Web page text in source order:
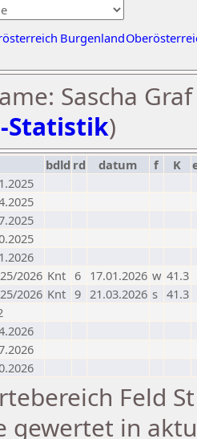
Burgenland
Sascha
Statistik)
bdld rd datum f K
2026 Knt 6 17.01.2026 w 41.3
2026 Knt 9 21.03.2026 s 41.3
Feld
gewertet in